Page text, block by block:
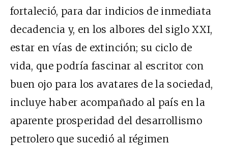
fortaleció, para dar indicios de inmediata
decadencia y, en los albores del siglo XXI,
estar en vías de extinción; su ciclo de
vida, que podría fascinar al escritor con
buen ojo para los avatares de la sociedad,
incluye haber acompañado al país en la
aparente prosperidad del desarrollismo
petrolero que sucedió al régimen